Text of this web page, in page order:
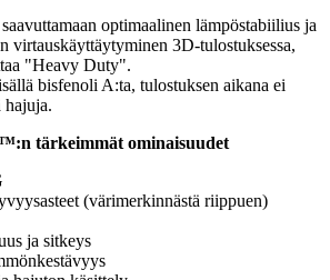
optimaalinen lämpöstabiilius ja
virtauskäyttäytyminen 3D-tulostuksessa,
"Heavy Duty".
bisfenoli A:ta, tulostuksen aikana ei
hajuja.
tärkeimmät ominaisuudet
(värimerkinnästä riippuen)
ja sitkeys